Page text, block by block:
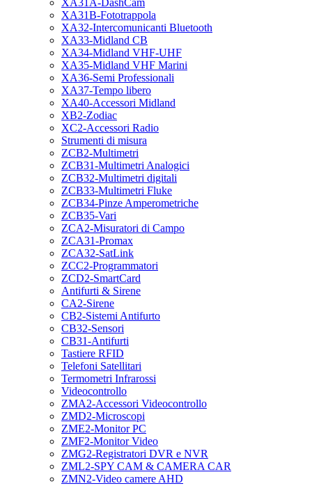
XA31A-DashCam
XA31B-Fototrappola
XA32-Intercomunicanti Bluetooth
XA33-Midland CB
XA34-Midland VHF-UHF
XA35-Midland VHF Marini
XA36-Semi Professionali
XA37-Tempo libero
XA40-Accessori Midland
XB2-Zodiac
XC2-Accessori Radio
Strumenti di misura
ZCB2-Multimetri
ZCB31-Multimetri Analogici
ZCB32-Multimetri digitali
ZCB33-Multimetri Fluke
ZCB34-Pinze Amperometriche
ZCB35-Vari
ZCA2-Misuratori di Campo
ZCA31-Promax
ZCA32-SatLink
ZCC2-Programmatori
ZCD2-SmartCard
Antifurti & Sirene
CA2-Sirene
CB2-Sistemi Antifurto
CB32-Sensori
CB31-Antifurti
Tastiere RFID
Telefoni Satellitari
Termometri Infrarossi
Videocontrollo
ZMA2-Accessori Videocontrollo
ZMD2-Microscopi
ZME2-Monitor PC
ZMF2-Monitor Video
ZMG2-Registratori DVR e NVR
ZML2-SPY CAM & CAMERA CAR
ZMN2-Video camere AHD